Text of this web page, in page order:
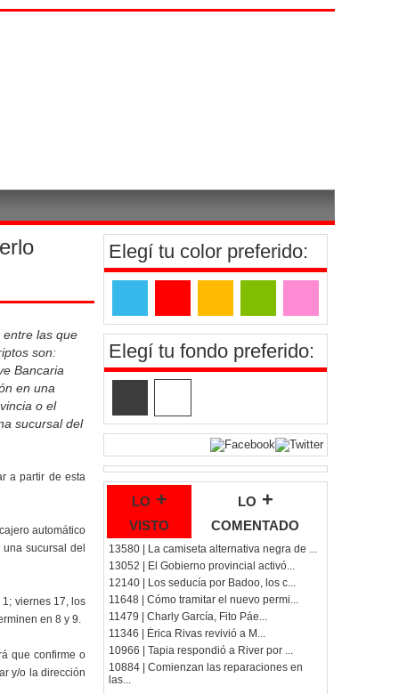
las que
son:
Bancaria
en una
o el
sucursal del
a partir de esta
automático
sucursal del
viernes 17, los
en 8 y 9.
que confirme o
y/o la dirección
Elegí tu color preferido:
Elegí tu fondo preferido:
lo +
visto
lo +
comentado
13580 | La camiseta alternativa negra de ...
13052 | El Gobierno provincial activó...
12140 | Los seducía por Badoo, los c...
11648 | Cómo tramitar el nuevo permi...
11479 | Charly García, Fito Páe...
11346 | Érica Rivas revivió a M...
10966 | Tapia respondió a River por ...
10884 | Comienzan las reparaciones en
las...